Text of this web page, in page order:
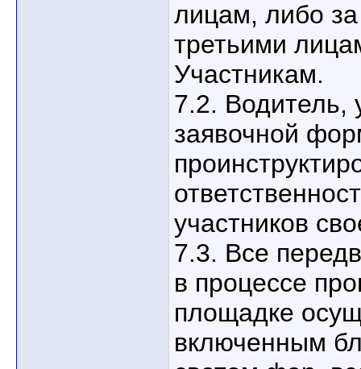
лицам, либо
третьими
Участникам.
7.2. Водитель,
заявочной
участников
7.3. Все
в процессе
площадке
включенным